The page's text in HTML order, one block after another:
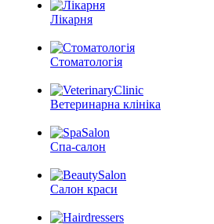
Лікарня
Стоматологія
Ветеринарна клініка
Спа-салон
Салон краси